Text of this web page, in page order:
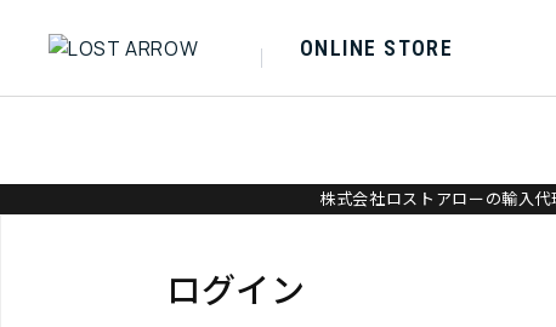
ONLINE STORE
株式会社ロストアローの輸入
ログイン